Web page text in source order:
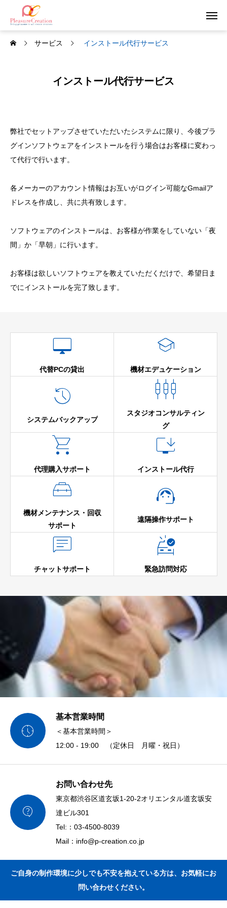
サービス インストール代行サービス
インストール代行サービス
弊社でセットアップさせていただいたシステムに限り、今後プラ
グインソフトウェアをインストールを行う場合はお客様に変わっ
て代行で行います。
各メーカーのアカウント情報はお互いがログイン可能なGmailア
ドレスを作成し、共に共有致します。
ソフトウェアのインストールは、お客様が作業をしていない「夜
間」か「早朝」に行います。
お客様は欲しいソフトウェアを教えていただくだけで、希望日ま
でにインストールを完了致します。

代替PCの貸出

機材エデュケーション

システムバックアップ

スタジオコンサルティン
グ

代理購入サポート

インストール代行

機材メンテナンス・回収
サポート

遠隔操作サポート

チャットサポート

緊急訪問対応

基本営業時間
＜基本営業時間＞
12:00 - 19:00 （定休日 月曜・祝日）

お問い合わせ先
東京都渋谷区道玄坂1-20-2オリエンタル道玄坂安
達ビル301
Tel:：03-4500-8039
Mail：info@p-creation.co.jp
ご自身の制作環境に少しでも不安を抱えている方は、お気軽にお
問い合わせください。